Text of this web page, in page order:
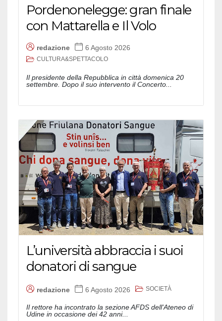
Pordenonelegge: gran finale
con Mattarella e Il Volo
redazione 6 Agosto 2026
CULTURA&SPETTACOLO
Il presidente della Repubblica in città domenica 20
settembre. Dopo il suo intervento il Concerto...
L’università abbraccia i suoi
donatori di sangue
redazione 6 Agosto 2026 SOCIETÀ
Il rettore ha incontrato la sezione AFDS dell'Ateneo di
Udine in occasione dei 42 anni...